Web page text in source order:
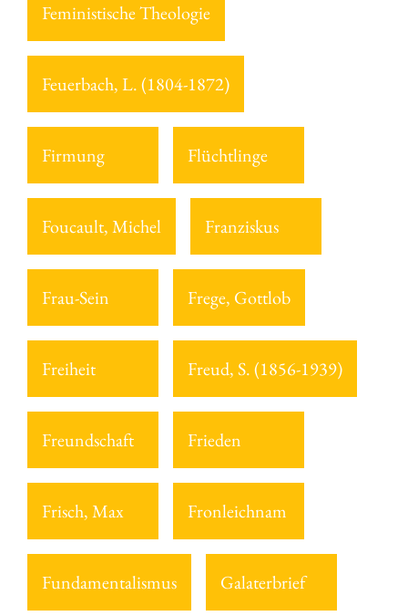
Feministische Theologie
Feuerbach, L. (1804-1872)
Firmung Flüchtlinge
Foucault, Michel Franziskus
Frau-Sein Frege, Gottlob
Freiheit Freud, S. (1856-1939)
Freundschaft Frieden
Frisch, Max Fronleichnam
Fundamentalismus Galaterbrief